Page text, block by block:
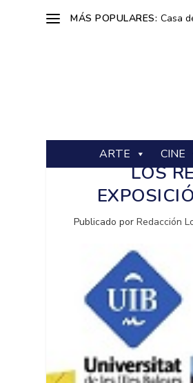
MÁS POPULARES: Casa
ARTE CINE
LOS
Publicado porRedacción